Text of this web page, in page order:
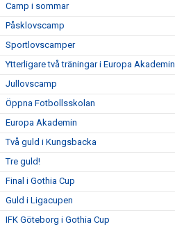
Camp i sommar
Påsklovscamp
Sportlovscamper
Ytterligare två träningar i Europa Akademin
Jullovscamp
Öppna Fotbollsskolan
Europa Akademin
Två guld i Kungsbacka
Tre guld!
Final i Gothia Cup
Guld i Ligacupen
IFK Göteborg i Gothia Cup